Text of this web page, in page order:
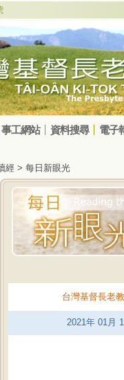
事工網站 資料搜尋 電子
經 > 每日新眼光
台灣基督長老
2021年 01月